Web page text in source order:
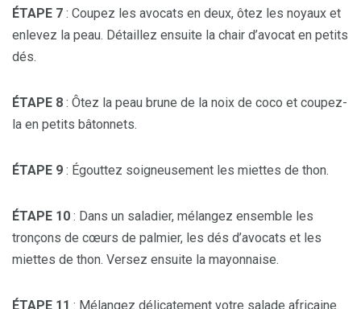
ÉTAPE 7 : Coupez les avocats en deux, ôtez les noyaux et
enlevez la peau. Détaillez ensuite la chair d’avocat en petits
dés.
ÉTAPE 8 : Ôtez la peau brune de la noix de coco et coupez-
la en petits bâtonnets.
ÉTAPE 9 : Égouttez soigneusement les miettes de thon.
ÉTAPE 10 : Dans un saladier, mélangez ensemble les
tronçons de cœurs de palmier, les dés d’avocats et les
miettes de thon. Versez ensuite la mayonnaise.
ÉTAPE 11 : Mélangez délicatement votre salade africaine.